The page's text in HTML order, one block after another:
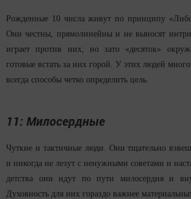
Рожденные 10 числа живут по принципу
Они честны, прямолинейны и не выносят
играет против них, но зато «десяток»
готовые встать за них горой. У этих людей
всегда способы четко определить цель.
11: Милосердные
Чуткие и тактичные люди. Они тщательно
и никогда не лезут с ненужными советами и
детства они идут по пути милосердия и
Духовность для них гораздо важнее